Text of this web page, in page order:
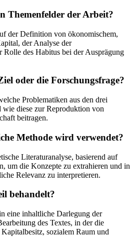
Themenfelder der Arbeit?
der Definition von ökonomischem,
der Analyse der
Rolle des Habitus bei der Ausprägung
oder die Forschungsfrage?
Problematiken aus den drei
wie diese zur Reproduktion von
beitragen.
Methode wird verwendet?
Literaturanalyse, basierend auf
um die Konzepte zu extrahieren und in
Relevanz zu interpretieren.
behandelt?
eine inhaltliche Darlegung der
des Textes, in der die
sozialem Raum und